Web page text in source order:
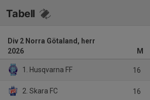
Tabell
Div 2 Norra Götaland, herr
2026
M
1. Husqvarna FF 16
2. Skara FC 16